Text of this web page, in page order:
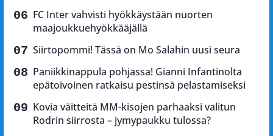
FC Inter vahvisti hyökkäystään nuorten
maajoukkuehyökkääjällä
Siirtopommi! Tässä on Mo Salahin uusi seura
Paniikkinappula pohjassa! Gianni Infantinolta
epätoivoinen ratkaisu pestinsä pelastamiseksi
Kovia väitteitä MM-kisojen parhaaksi valitun
Rodrin siirrosta – jymypaukku tulossa?